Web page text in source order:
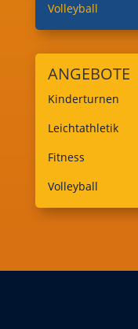
Volleyball
ANGEBOTE
Kinderturnen
Leichtathletik
Fitness
Volleyball